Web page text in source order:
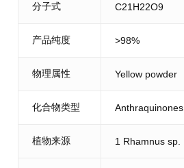
分子式 C21H22O9
产品纯度 >98%
物理属性 Yellow powder
化合物类型 Anthraquinones
植物来源 1 Rhamnus sp.